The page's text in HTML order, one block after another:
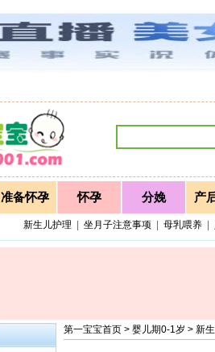
准备怀孕 怀孕 分娩 产
新生儿护理 坐月子注意事项 母乳喂养
第一宝宝首页 > 婴儿期0-1岁 > 新